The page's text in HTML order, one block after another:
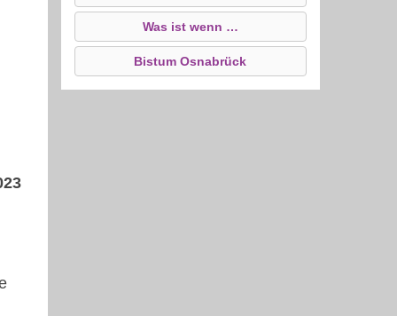
Was ist wenn …
Bistum Osnabrück